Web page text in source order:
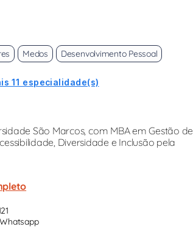
Medos Desenvolvimento Pessoal
11 especialidade(s)
São Marcos, com MBA em Gestão de
Diversidade e Inclusão pela